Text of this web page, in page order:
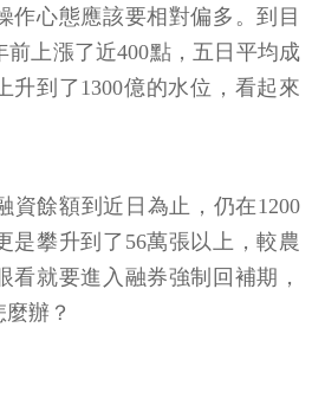
作心態應該要相對偏多。到目
上漲了近400點，五日平均成
升到了1300億的水位，看起來
資餘額到近日為止，仍在1200
是攀升到了56萬張以上，較農
看就要進入融券強制回補期，
辦？